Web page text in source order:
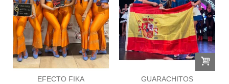
EFECTO FIKA GUARACHITOS